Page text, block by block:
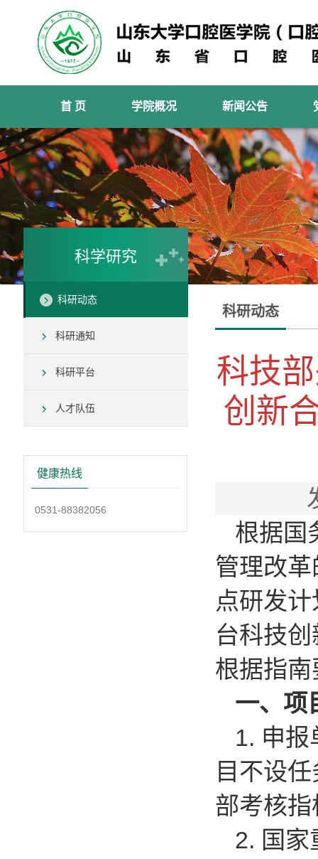
首 页 学院概况 新闻公告
科学研究
科研动态
科研通知
科研平台
人才队伍
健康热线
0531-88382056
科研动态
科技
创新
根据国
管理改
点研发
台科技
根据指
一、项
1. 申报
目不设
部考核
2. 国